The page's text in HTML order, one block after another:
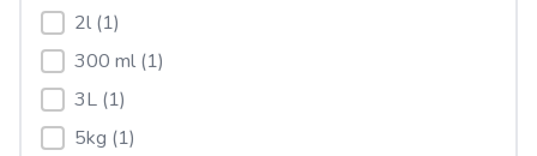
2l (1)
300 ml (1)
3L (1)
5kg (1)